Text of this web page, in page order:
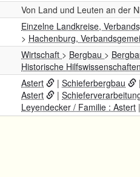
Von Land und Leuten an der
Einzelne Landkreise,
> Hachenburg,
Wirtschaft > Bergbau >
Historische Hilfswissenschaften
Astert | Schieferbergbau |
Astert
|
Leyendecker / Familie : Astert |